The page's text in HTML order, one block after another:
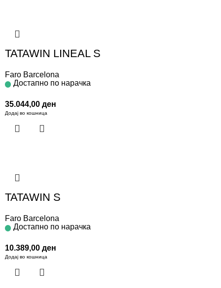
TATAWIN LINEAL S
Faro Barcelona
Достапно по нарачка
35.044,00 ден
Додај во кошница
TATAWIN S
Faro Barcelona
Достапно по нарачка
10.389,00 ден
Додај во кошница